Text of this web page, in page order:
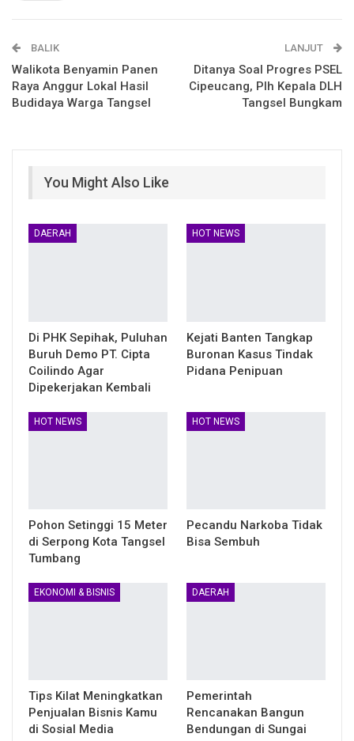
Telegram
BALIK
Walikota Benyamin Panen
Raya Anggur Lokal Hasil
Budidaya Warga Tangsel
LANJUT
Ditanya Soal Progres PSEL
Cipeucang, Plh Kepala DLH
Tangsel Bungkam
You Might Also Like
DAERAH
Di PHK Sepihak, Puluhan
Buruh Demo PT. Cipta
Coilindo Agar
Dipekerjakan Kembali
HOT NEWS
Kejati Banten Tangkap
Buronan Kasus Tindak
Pidana Penipuan
HOT NEWS
Pohon Setinggi 15 Meter
di Serpong Kota Tangsel
Tumbang
HOT NEWS
Pecandu Narkoba Tidak
Bisa Sembuh
EKONOMI & BISNIS
Tips Kilat Meningkatkan
Penjualan Bisnis Kamu
di Sosial Media
DAERAH
Pemerintah
Rencanakan Bangun
Bendungan di Sungai